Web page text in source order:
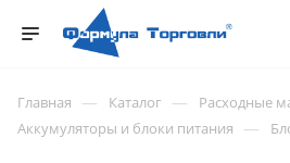
Главная — Каталог — Расходные
Аккумуляторы и блоки питания —